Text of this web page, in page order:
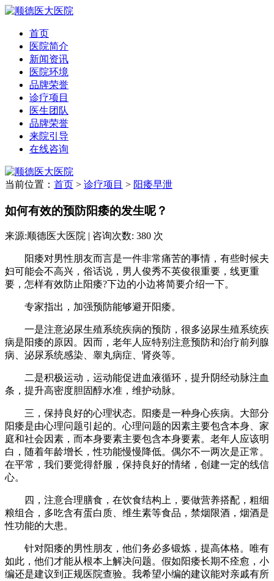
首页
医院简介
新闻资讯
医院环境
品牌荣誉
诊疗项目
医生团队
品牌荣誉
来院引导
在线咨询
当前位置： 首页 > 诊疗项目 > 阳痿早泄
如何有效的预防阳痿的发生呢？
来源:顺德医大医院 | 咨询次数: 380 次
阳痿对男性朋友而言是一件非常痛苦的事情，有些时候夫
妇可能会不高兴，俗话说，男人俊秀不英俊很重要，线更重
要，怎样有效防止阳痿?下边的小边将简要介绍一下。
专家指出，加强预防能够避开阳痿。
一是注意泌尿生殖系统疾病的预防，很多泌尿生殖系统疾
病是阳痿的原因。因而，老年人应特别注意预防和治疗前列腺
病、泌尿系统感染、睾丸病症、肾炎等。
二是积极运动，运动能促进血液循环，提升阴经动脉注血
条，提升高密度胆固醇水准，维护动脉。
三，保持良好的心理状态。阳痿是一种身心疾病。大部分
阳痿是由心理问题引起的。心理问题的因素主要包含本身、家
庭和社会因素，而本身要素主要包含本身要素。老年人应该明
白，随着年龄增长，性功能慢慢降低。偶尔不一两次是正常。
在平常，我们要觉得舒服，保持良好的情绪，创建一定的线信
心。
四，注意合理膳食，在饮食结构上，要做营养搭配，粗细
粮组合，多吃含有蛋白质、维生素等食品，禁烟限酒，烟酒是
性功能的大患。
针对阳痿的男性朋友，他们务必多锻炼，提高体格。唯有
如此，他们才能从根本上解决问题。假如阳痿长期不痊愈，小
编还是建议到正规医院查验。我希望小编的建议能对亲戚有所